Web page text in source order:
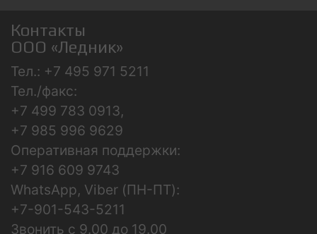
Контакты
ООО «Ледник»
Тел.: +7 495 971 5211
Тел./факс:
+7 499 783 0913,
+7 985 996 9629
Оперативная поддержки:
+7 916 609 9743
WhatsApp, Viber (ПН-ПТ):
+7-901-543-5211
Звонить с 9.00 до 19.00